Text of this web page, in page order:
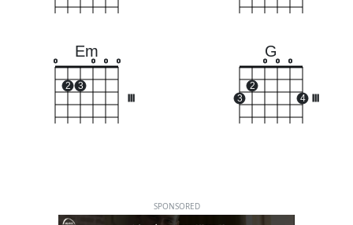
Em
o
2 3
o o o
G
3
2
o o o
4
SPONSORED